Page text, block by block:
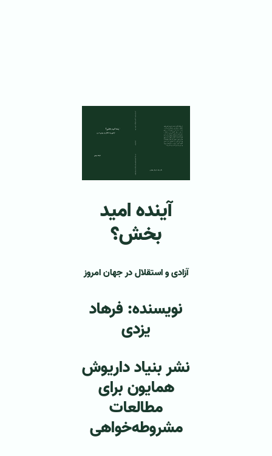
آینده امید
بخش؟
آزادی و استقلال در جهان امروز
نویسنده: فرهاد
یزدی
نشر بنیاد داریوش
همایون برای
مطالعات
مشروطه‌خواهی